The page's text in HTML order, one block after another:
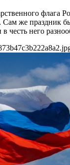
флага
же праздник
него